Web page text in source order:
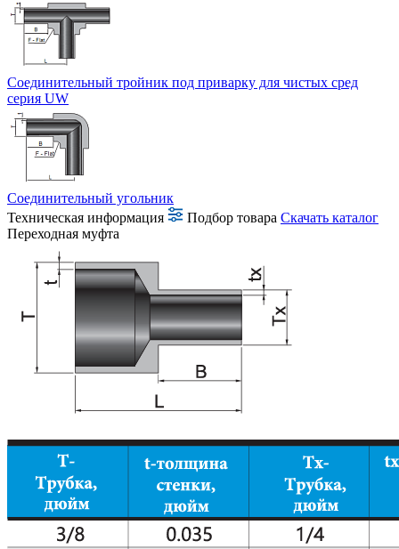
Соединительный тройник под приварку для чистых сред
серия UW
Соединительный угольник
Техническая информация
Подбор товара Скачать каталог
Переходная муфта